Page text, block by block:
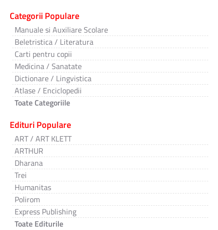
Categorii Populare
Manuale si Auxiliare Scolare
Beletristica / Literatura
Carti pentru copii
Medicina / Sanatate
Dictionare / Lingvistica
Atlase / Enciclopedii
Toate Categoriile
Edituri Populare
ART / ART KLETT
ARTHUR
Dharana
Trei
Humanitas
Polirom
Express Publishing
Toate Editurile